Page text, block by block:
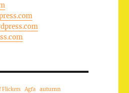
Flickers Agfa autumn